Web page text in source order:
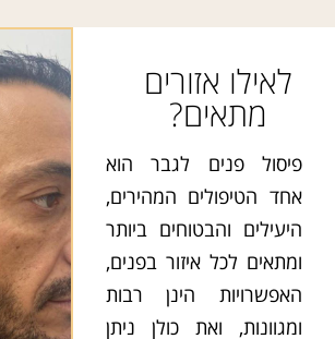
לאילו אזורים
מתאים?
פיסול פנים לגבר הוא
אחד הטיפולים המהירים,
היעילים והבטוחים ביותר
ומתאים לכל איזור בפנים,
האפשרויות הינן רבות
ומגוונות, ואת כולן ניתן